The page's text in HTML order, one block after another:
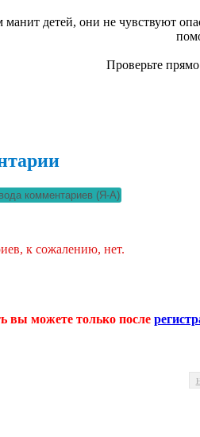
манит детей, они не чувствуют
Проверьте
к сожалению, нет.
вы можете только после